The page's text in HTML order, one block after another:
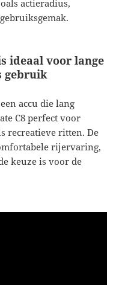
actieradius,
ideaal voor lange
gebruik
accu die lang
C8 perfect voor
recreatieve ritten. De
rijervaring,
keuze is voor de